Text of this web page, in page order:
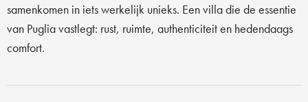
samenkomen in iets werkelijk unieks. Een villa die de essentie
van Puglia vastlegt: rust, ruimte, authenticiteit en hedendaags
comfort.